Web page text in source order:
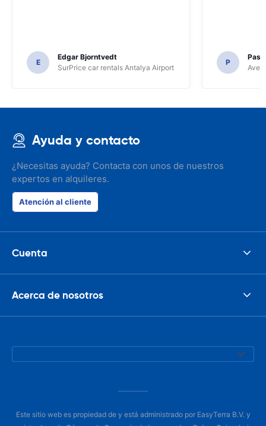
E
Edgar Bjorntvedt
SurPrice car rentals Antalya Airport
P
Avec
Ayuda y contacto
¿Necesitas ayuda? Contacta con unos de nuestros
expertos en alquileres.
Atención al cliente
Cuenta
Acerca de nosotros
Este sitio web es propiedad de y está administrado por EasyTerra B.V. y